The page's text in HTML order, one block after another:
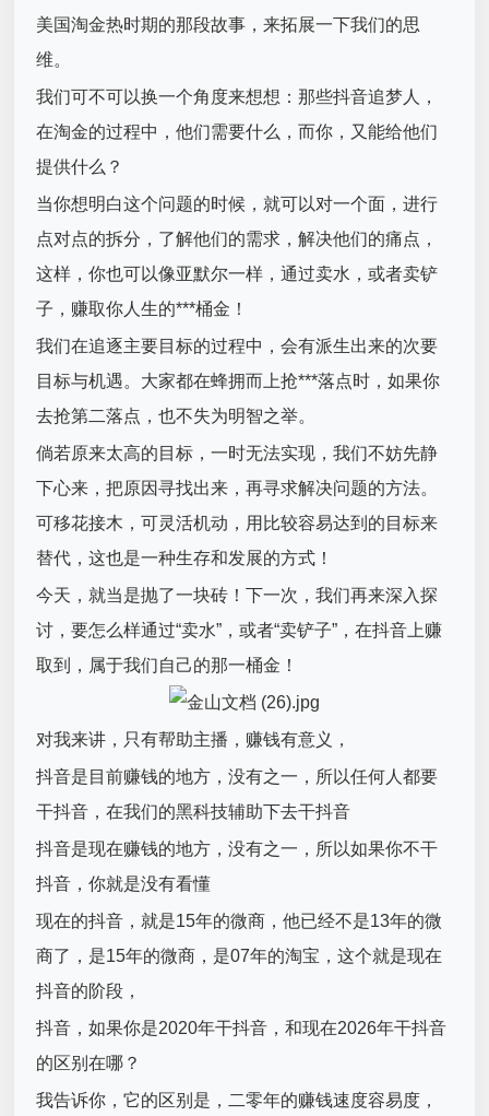
美国淘金热时期的那段故事，来拓展一下我们的思
维。
我们可不可以换一个角度来想想：那些抖音追梦人，
在淘金的过程中，他们需要什么，而你，又能给他们
提供什么？
当你想明白这个问题的时候，就可以对一个面，进行
点对点的拆分，了解他们的需求，解决他们的痛点，
这样，你也可以像亚默尔一样，通过卖水，或者卖铲
子，赚取你人生的***桶金！
我们在追逐主要目标的过程中，会有派生出来的次要
目标与机遇。大家都在蜂拥而上抢***落点时，如果你
去抢第二落点，也不失为明智之举。
倘若原来太高的目标，一时无法实现，我们不妨先静
下心来，把原因寻找出来，再寻求解决问题的方法。
可移花接木，可灵活机动，用比较容易达到的目标来
替代，这也是一种生存和发展的方式！
今天，就当是抛了一块砖！下一次，我们再来深入探
讨，要怎么样通过“卖水”，或者“卖铲子”，在抖音上赚
取到，属于我们自己的那一桶金！
对我来讲，只有帮助主播，赚钱有意义，
抖音是目前赚钱的地方，没有之一，所以任何人都要
干抖音，在我们的黑科技辅助下去干抖音
抖音是现在赚钱的地方，没有之一，所以如果你不干
抖音，你就是没有看懂
现在的抖音，就是15年的微商，他已经不是13年的微
商了，是15年的微商，是07年的淘宝，这个就是现在
抖音的阶段，
抖音，如果你是2020年干抖音，和现在2026年干抖音
的区别在哪？
我告诉你，它的区别是，二零年的赚钱速度容易度，